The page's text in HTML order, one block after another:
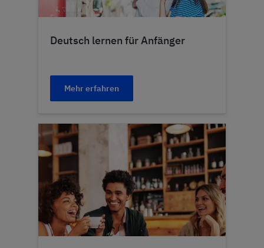
Deutsch lernen für Anfänger
Mehr erfahren